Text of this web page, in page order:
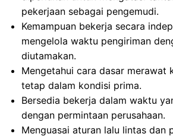
pekerjaan sebagai pengemudi.
Kemampuan bekerja secara
mengelola waktu pengiriman
diutamakan.
Mengetahui cara dasar merawat
tetap dalam kondisi prima.
Bersedia bekerja dalam waktu
dengan permintaan perusahaan.
Menguasai aturan lalu lintas dan